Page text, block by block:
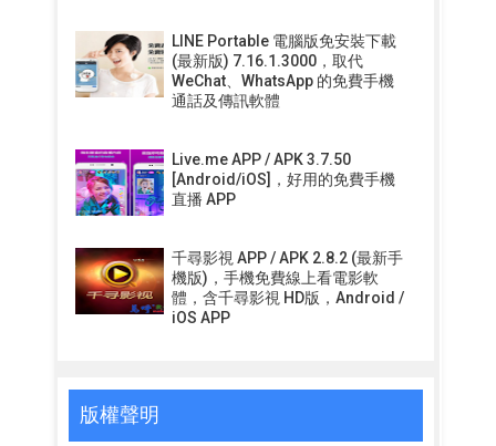
LINE Portable 電腦版免安裝下載
(最新版) 7.16.1.3000，取代
WeChat、WhatsApp 的免費手機
通話及傳訊軟體
Live.me APP / APK 3.7.50
[Android/iOS]，好用的免費手機
直播 APP
千尋影視 APP / APK 2.8.2 (最新手
機版)，手機免費線上看電影軟
體，含千尋影視 HD版，Android /
iOS APP
版權聲明